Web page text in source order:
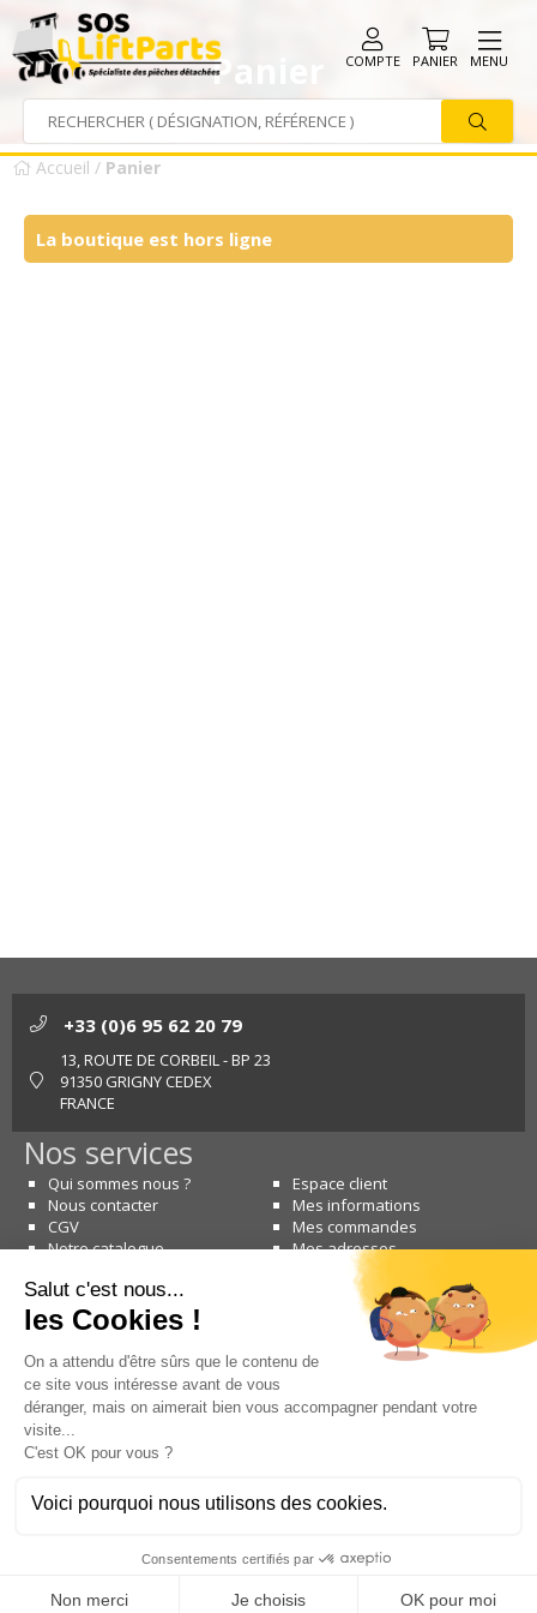
COMPTE PANIER MENU
Panier
Accueil / Panier
La boutique est hors ligne
+33 (0)6 95 62 20 79
13, ROUTE DE CORBEIL - BP 23
91350 GRIGNY CEDEX
FRANCE
Nos services
Qui sommes nous ?
Nous contacter
CGV
Notre catalogue
Espace client
Mes informations
Mes commandes
Mes adresses
Copyright © 2026 SOS Lift Parts - Tous droits réservés
Mentions légales
Conception & Référencement